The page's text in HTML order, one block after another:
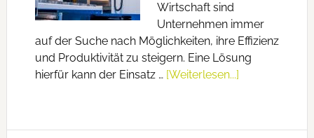
Wirtschaft sind
Unternehmen immer
auf der Suche nach Möglichkeiten, ihre Effizienz
und Produktivität zu steigern. Eine Lösung
hierfür kann der Einsatz … [Weiterlesen...]